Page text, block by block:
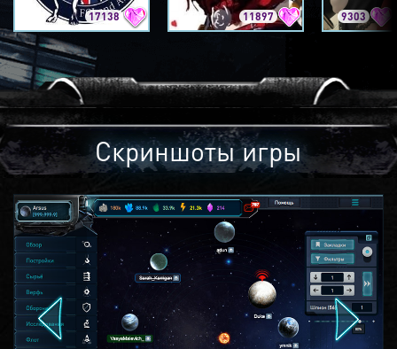
17138 11897 9303
Скриншоты игры